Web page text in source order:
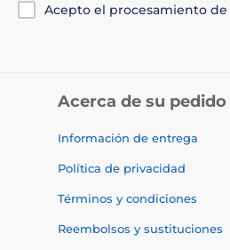
Acepto el procesamiento de
Acerca de su pedido
Información de entrega
Política de privacidad
Términos y condiciones
Reembolsos y sustituciones